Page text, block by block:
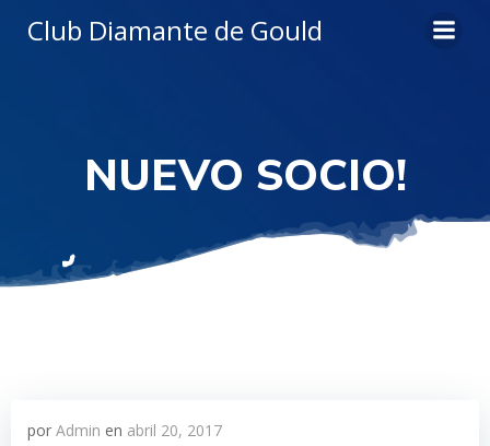
al
Club Diamante de Gould
NUEVO SOCIO!
por Admin en abril 20, 2017